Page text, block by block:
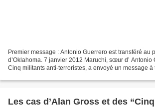
Premier message : Antonio Guerrero est transféré au
d’Oklahoma. 7 janvier 2012 Maruchi, sœur d’ Antonio
Cinq militants anti-terroristes, a envoyé un message
Les cas d’Alan Gross et des